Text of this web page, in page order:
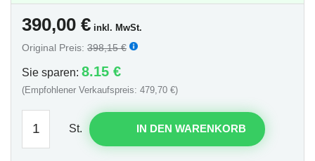
390,00 € inkl. MwSt.
Original Preis: 398,15 €
Sie sparen: 8.15 €
(Empfohlener Verkaufspreis: 479,70 €)
St. IN DEN WARENKORB